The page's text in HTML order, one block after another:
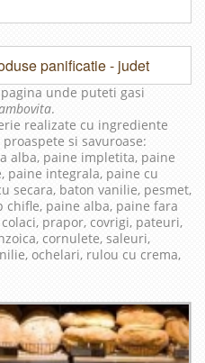
panificatie - judet
unde puteti gasi
.
realizate cu ingrediente
si savuroase:
alba, paine impletita, paine
paine integrala, paine cu
secara, baton vanilie, pesmet,
paine alba, paine fara
prapor, covrigi, pateuri,
cornulete, saleuri,
ochelari, rulou cu crema,